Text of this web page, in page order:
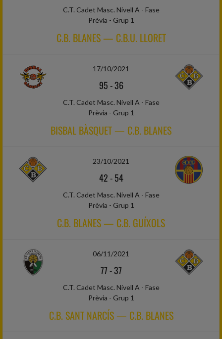
C.T. Cadet Masc. Nivell A - Fase
Prèvia - Grup 1
C.B. BLANES — C.B.U. LLORET
17/10/2021
95-36
C.T. Cadet Masc. Nivell A - Fase
Prèvia - Grup 1
BISBAL BÀSQUET — C.B. BLANES
23/10/2021
42-54
C.T. Cadet Masc. Nivell A - Fase
Prèvia - Grup 1
C.B. BLANES — C.B. GUÍXOLS
06/11/2021
77-37
C.T. Cadet Masc. Nivell A - Fase
Prèvia - Grup 1
C.B. SANT NARCÍS — C.B. BLANES